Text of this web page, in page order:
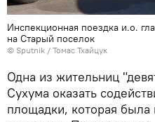
Инспекционная поездка и.о.
на Старый поселок
© Sputnik / Томас Тхайцук
Одна из жительниц
Сухума оказать
площадки, которая была